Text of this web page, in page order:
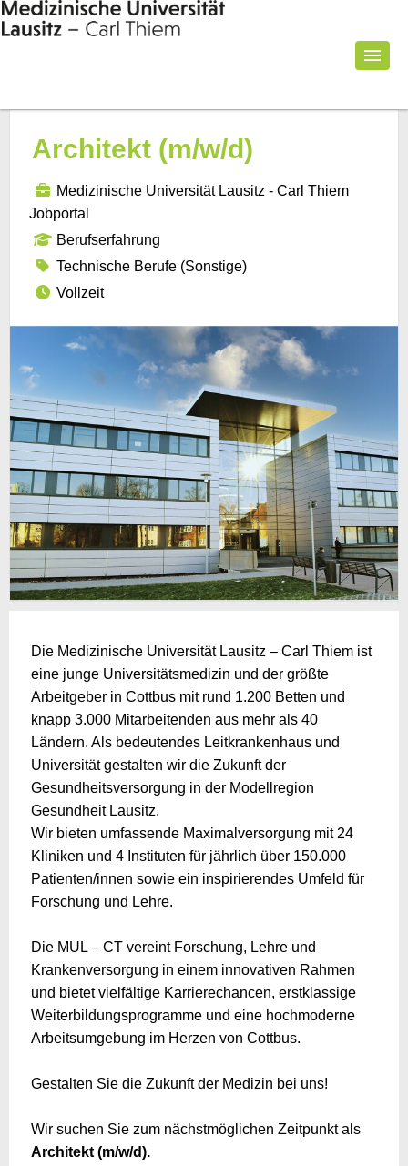
Architekt (m/w/d)
Medizinische Universität Lausitz - Carl Thiem
Jobportal
Berufserfahrung
Technische Berufe (Sonstige)
Vollzeit
Die Medizinische Universität Lausitz – Carl Thiem ist
eine junge Universitätsmedizin und der größte
Arbeitgeber in Cottbus mit rund 1.200 Betten und
knapp 3.000 Mitarbeitenden aus mehr als 40
Ländern. Als bedeutendes Leitkrankenhaus und
Universität gestalten wir die Zukunft der
Gesundheitsversorgung in der Modellregion
Gesundheit Lausitz.
Wir bieten umfassende Maximalversorgung mit 24
Kliniken und 4 Instituten für jährlich über 150.000
Patienten/innen sowie ein inspirierendes Umfeld für
Forschung und Lehre.
Die MUL – CT vereint Forschung, Lehre und
Krankenversorgung in einem innovativen Rahmen
und bietet vielfältige Karrierechancen, erstklassige
Weiterbildungsprogramme und eine hochmoderne
Arbeitsumgebung im Herzen von Cottbus.
Gestalten Sie die Zukunft der Medizin bei uns!
Wir suchen Sie zum nächstmöglichen Zeitpunkt als
Architekt (m/w/d).